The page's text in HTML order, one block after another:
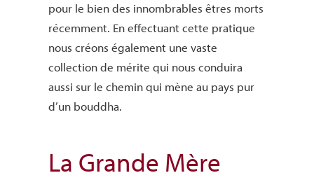
pour le bien des innombrables êtres morts
récemment. En effectuant cette pratique
nous créons également une vaste
collection de mérite qui nous conduira
aussi sur le chemin qui mène au pays pur
d’un bouddha.
La Grande Mère